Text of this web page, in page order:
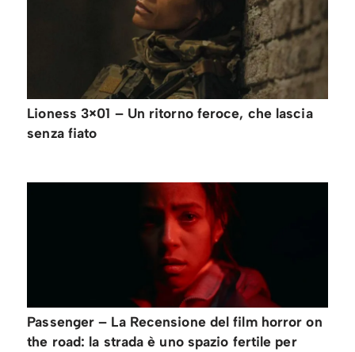
Lioness 3×01 – Un ritorno feroce, che lascia
senza fiato
Passenger – La Recensione del film horror on
the road: la strada è uno spazio fertile per